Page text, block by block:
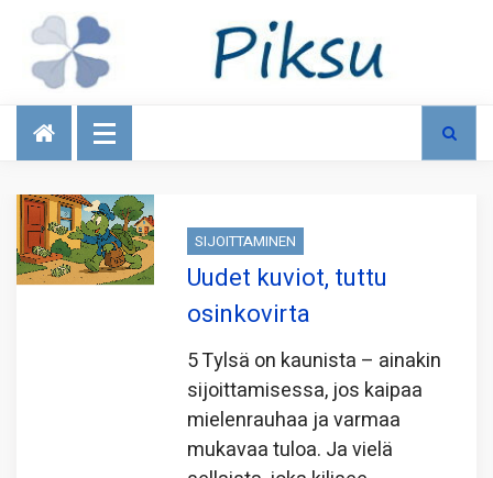
Talous
SIJOITTAMINEN
Uudet kuviot, tuttu
osinkovirta
5 Tylsä on kaunista – ainakin
sijoittamisessa, jos kaipaa
mielenrauhaa ja varmaa
mukavaa tuloa. Ja vielä